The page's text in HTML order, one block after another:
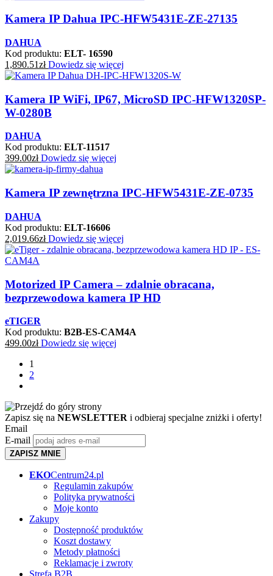
Kamera IP Dahua IPC-HFW5431E-ZE-27135
DAHUA
Kod produktu: ELT- 16590
1,890.51zł Dowiedz się więcej
Kamera IP WiFi, IP67, MicroSD IPC-HFW1320SP-
W-0280B
DAHUA
Kod produktu: ELT-11517
399.00zł Dowiedz się więcej
Kamera IP zewnętrzna IPC-HFW5431E-ZE-0735
DAHUA
Kod produktu: ELT-16606
2,019.66zł Dowiedz się więcej
Motorized IP Camera – zdalnie obracana,
bezprzewodowa kamera IP HD
eTIGER
Kod produktu: B2B-ES-CAM4A
499.00zł Dowiedz się więcej
1
2
Zapisz się na NEWSLETTER i odbieraj specjalne zniżki i oferty!
Email
E-mail
ZAPISZ MNIE
EKOCentrum24.pl
Regulamin zakupów
Polityka prywatności
Moje konto
Zakupy
Dostępność produktów
Koszt dostawy
Metody płatności
Reklamacje i zwroty